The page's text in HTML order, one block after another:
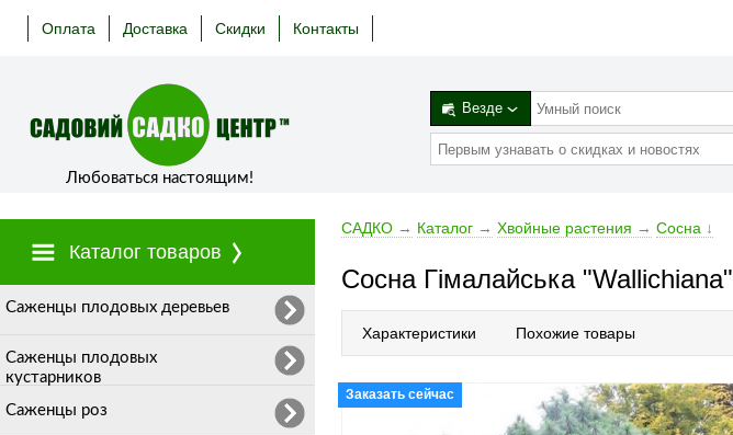
Оплата Доставка Скидки Контакты
Любоваться настоящим!
Везде
Каталог товаров
Cаженцы плодовых деревьев
Саженцы плодовых
кустарников
Саженцы роз
САДКО → Каталог → Хвойные растения → Сосна ↓
Сосна Гімалайська "Wallichiana"
Характеристики Похожие товары
Заказать сейчас